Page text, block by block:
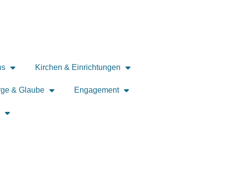
Kirchen & Einrichtungen
& Glaube Engagement